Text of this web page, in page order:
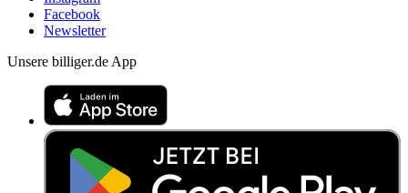
Facebook
Newsletter
Unsere billiger.de App